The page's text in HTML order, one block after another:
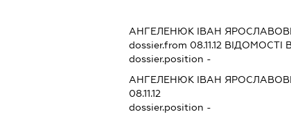
АНГЕЛЕНЮК ІВАН
dossier.from 08.11.12ВІДОМОСТІ
dossier.position -
АНГЕЛЕНЮК ІВАН
08.11.12
dossier.position -